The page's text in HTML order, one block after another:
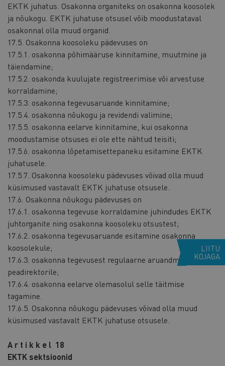
EKTK juhatus. Osakonna organiteks on osakonna koosolek
ja nõukogu. EKTK juhatuse otsusel võib moodustataval
osakonnal olla muud organid.
17.5. Osakonna koosoleku pädevuses on
17.5.1. osakonna põhimääruse kinnitamine, muutmine ja
täiendamine;
17.5.2. osakonda kuulujate registreerimise või arvestuse
korraldamine;
17.5.3. osakonna tegevusaruande kinnitamine;
17.5.4. osakonna nõukogu ja revidendi valimine;
17.5.5. osakonna eelarve kinnitamine, kui osakonna
moodustamise otsuses ei ole ette nähtud teisiti;
17.5.6. osakonna lõpetamisettepaneku esitamine EKTK
juhatusele.
17.5.7. Osakonna koosoleku pädevuses võivad olla muud
küsimused vastavalt EKTK juhatuse otsusele.
17.6. Osakonna nõukogu pädevuses on
17.6.1. osakonna tegevuse korraldamine juhindudes EKTK
juhtorganite ning osakonna koosoleku otsustest;
17.6.2. osakonna tegevusaruande esitamine osakonna
koosolekule;
17.6.3. osakonna tegevusest regulaarne aruandmine EKTK
peadirektorile;
17.6.4. osakonna eelarve olemasolul selle täitmise
tagamine.
17.6.5. Osakonna nõukogu pädevuses võivad olla muud
küsimused vastavalt EKTK juhatuse otsusele.
A r t i k k e l 18
EKTK sektsioonid
LIITU
KOJAGA